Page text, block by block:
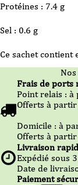
Protéines : 7.4 g
Sel : 0.6 g
Ce sachet
Frais de ports
Point relais : à
Offerts à
Domicile : à
Offerts à
Livraison
Expédié sous 3
Date de
Paiement